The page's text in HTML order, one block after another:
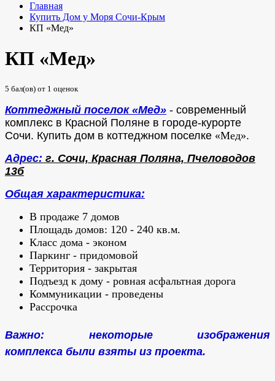
Главная
Купить Дом у Моря Сочи-Крым
КП «Мед»
КП «Мед»
5 бал(ов) от 1 оценок
Коттеджный поселок «Мед» - современный
комплекс в Красной Поляне в городе-курорте
Сочи. Купить дом в коттеджном поселке «Мед».
Адрес: г. Сочи, Красная Поляна, Пчеловодов
13б
Общая характеристика:
В продаже 7 домов
Площадь домов: 120 - 240 кв.м.
Класс дома - эконом
Паркинг - придомовой
Территория - закрытая
Подъезд к дому - ровная асфальтная дорога
Коммуникации - проведены
Рассрочка
Важно: некоторые изображения
комплекса были взяты из проекта.